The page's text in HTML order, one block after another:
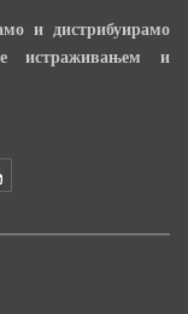
и дистрибуирамо
истраживањем и